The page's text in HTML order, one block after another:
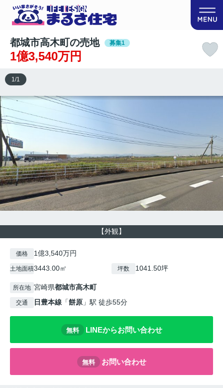
都城市高木町の売地 募集1
1億3,540万円
【外観】
1/1
価格 1億3,540万円
土地面積3443.00㎡ 坪数 1041.50坪
所在地 宮崎県都城市高木町
交通 日豊本線 「餅原 」駅 徒歩55分
無料 LINEからお問い合わせ
無料 お問い合わせ